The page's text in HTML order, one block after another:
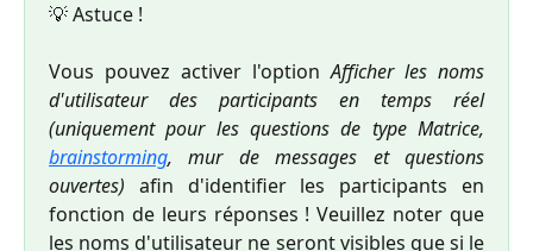
💡 Astuce !
Vous pouvez activer l'optionAfficher les noms
d'utilisateur des participants en temps réel
(uniquement pour les questions de type Matrice,
brainstorming, mur de messages et questions
ouvertes) afin d'identifier les participants en
fonction de leurs réponses ! Veuillez noter que
les noms d'utilisateur ne seront visibles que si le